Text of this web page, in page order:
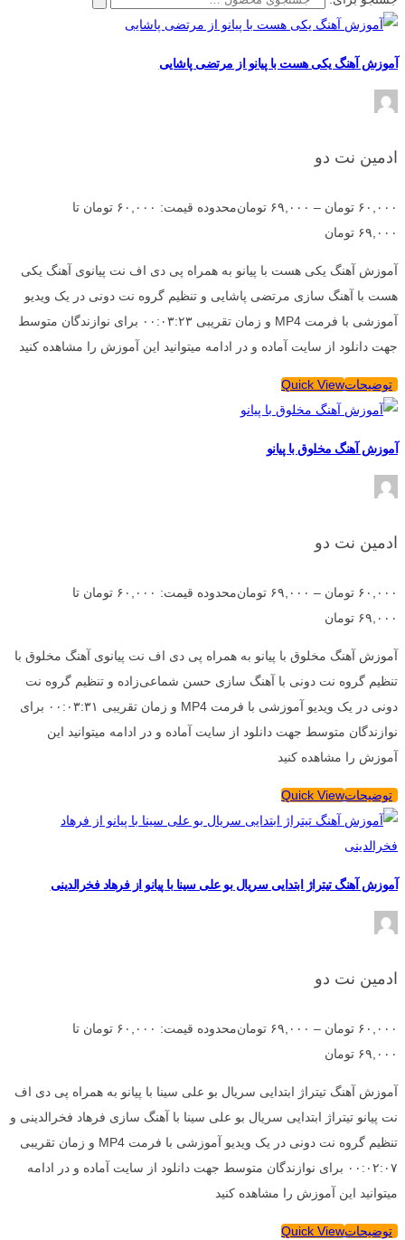
آموزش آهنگ یکی هست با پیانو از مرتضی پاشایی
ادمین نت دو
۶۰,۰۰۰ تومان – ۶۹,۰۰۰ تومان
محدوده قیمت: ۶۰,۰۰۰ تومان تا
۶۹,۰۰۰ تومان
آموزش آهنگ یکی هست با پیانو به همراه پی دی اف نت پیانوی آهنگ یکی
هست با آهنگ سازی مرتضی پاشایی و تنظیم گروه نت دونی در یک ویدیو
آموزشی با فرمت MP4 و زمان تقریبی ۰۰:۰۳:۲۳ برای نوازندگان متوسط
جهت دانلود از سایت آماده و در ادامه میتوانید این آموزش را مشاهده کنید
توضیحاتQuick View
آموزش آهنگ مخلوق با پیانو
ادمین نت دو
۶۰,۰۰۰ تومان – ۶۹,۰۰۰ تومان
محدوده قیمت: ۶۰,۰۰۰ تومان تا
۶۹,۰۰۰ تومان
آموزش آهنگ مخلوق با پیانو به همراه پی دی اف نت پیانوی آهنگ مخلوق با
تنظیم گروه نت دونی با آهنگ سازی حسن شماعی‌زاده و تنظیم گروه نت
دونی در یک ویدیو آموزشی با فرمت MP4 و زمان تقریبی ۰۰:۰۳:۳۱ برای
نوازندگان متوسط جهت دانلود از سایت آماده و در ادامه میتوانید این
آموزش را مشاهده کنید
توضیحاتQuick View
آموزش آهنگ تیتراژ ابتدایی سریال بو علی سینا با پیانو از فرهاد فخرالدینی
ادمین نت دو
۶۰,۰۰۰ تومان – ۶۹,۰۰۰ تومان
محدوده قیمت: ۶۰,۰۰۰ تومان تا
۶۹,۰۰۰ تومان
آموزش آهنگ تیتراژ ابتدایی سریال بو علی سینا با پیانو به همراه پی دی اف
نت پیانو تیتراژ ابتدایی سریال بو علی سینا با آهنگ سازی فرهاد فخرالدینی و
تنظیم گروه نت دونی در یک ویدیو آموزشی با فرمت MP4 و زمان تقریبی
۰۰:۰۲:۰۷ برای نوازندگان متوسط جهت دانلود از سایت آماده و در ادامه
میتوانید این آموزش را مشاهده کنید
توضیحاتQuick View